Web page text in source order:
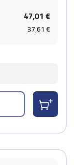
47,01 €
37,61 €